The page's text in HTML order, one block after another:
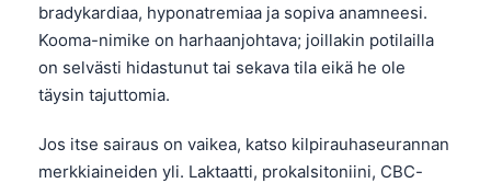
bradykardiaa, hyponatremiaa ja sopiva anamneesi.
Kooma-nimike on harhaanjohtava; joillakin potilailla
on selvästi hidastunut tai sekava tila eikä he ole
täysin tajuttomia.
Jos itse sairaus on vaikea, katso kilpirauhaseurannan
merkkiaineiden yli. Laktaatti, prokalsitoniini, CBC-
ગુજરાતી
മലയാളം
Bahasa Melayu
Tiếng Việt